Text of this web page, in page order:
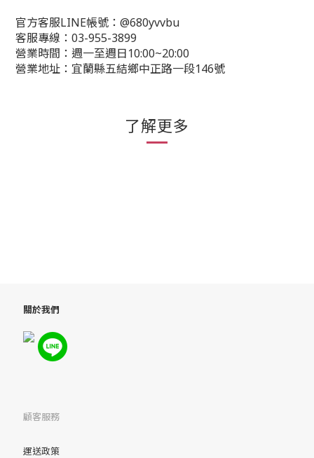
官方客服LINE帳號：@680yvvbu
客服專線：03-955-3899
營業時間：週一至週日10:00~20:00
營業地址：宜蘭縣五結鄉中正路一段146號
了解更多
關於我們
顧客服務
運送政策